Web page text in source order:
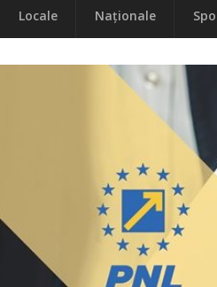
Locale Naţionale